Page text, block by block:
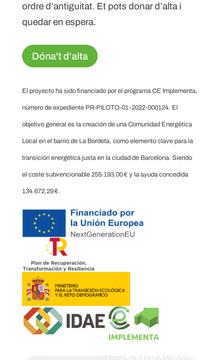
ordre d’antiguitat. Et pots donar d’alta i
quedar en espera.
Dóna't d'alta
El proyecto ha sido financiado por el programa CE Implementa,
número de expediente PR-PILOTO-01-2022-000124. El
objetivo general es la creación de una Comunidad Energética
Local en el barrio de La Bordeta, como elemento clave para la
transición energética justa en la ciudad de Barcelona. Siendo
el coste subvencionable 255.193,00 € y la ayuda concedida
134.672,29 €.